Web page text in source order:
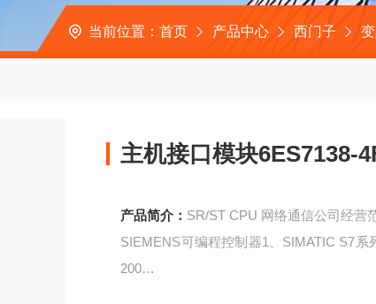
当前位置： 首页 产品中心 西门子
主机接口模块6ES7138-
产品简介： SR/ST CPU 网络通信公司经营
SIEMENS可编程控制器1、SIMATIC S7系
200